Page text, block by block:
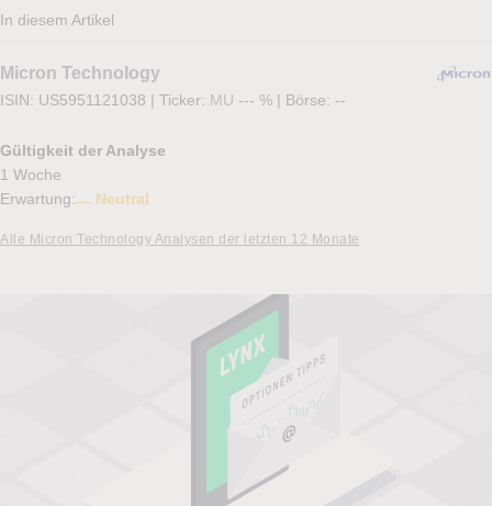
In diesem Artikel
Micron Technology
ISIN: US5951121038 | Ticker: MU --- % | Börse: --
Gültigkeit der Analyse
1 Woche
Erwartung:
Neutral
Alle Micron Technology Analysen der letzten 12 Monate